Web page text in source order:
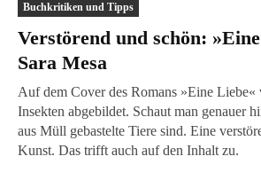
Buchkritiken und Tipps
Verstörend und schön:
Sara Mesa
Auf dem Cover des Romans »Eine Liebe«
Insekten abgebildet. Schaut man genauer
aus Müll gebastelte Tiere sind. Eine
Kunst. Das trifft auch auf den Inhalt zu.